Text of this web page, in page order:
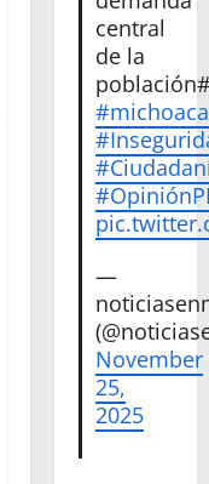
central
de la
—
November
25,
2025